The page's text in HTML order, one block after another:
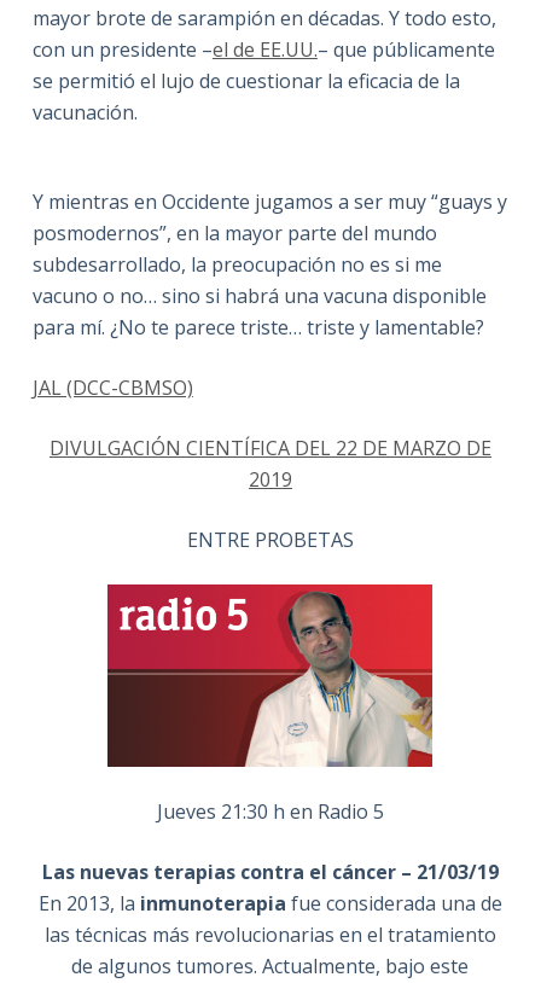
mayor brote de sarampión en décadas. Y todo esto,
con un presidente –el de EE.UU.– que públicamente
se permitió el lujo de cuestionar la eficacia de la
vacunación.
Y mientras en Occidente jugamos a ser muy “guays y
posmodernos”, en la mayor parte del mundo
subdesarrollado, la preocupación no es si me
vacuno o no… sino si habrá una vacuna disponible
para mí. ¿No te parece triste… triste y lamentable?
JAL (DCC-CBMSO)
DIVULGACIÓN CIENTÍFICA DEL 22 DE MARZO DE
2019
ENTRE PROBETAS
Jueves 21:30 h en Radio 5
Las nuevas terapias contra el cáncer – 21/03/19
En 2013, la inmunoterapia fue considerada una de
las técnicas más revolucionarias en el tratamiento
de algunos tumores. Actualmente, bajo este